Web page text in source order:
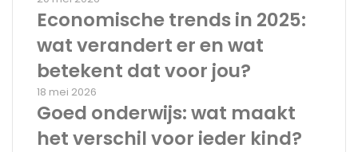
Economische trends in 2025:
wat verandert er en wat
betekent dat voor jou?
18 mei 2026
Goed onderwijs: wat maakt
het verschil voor ieder kind?